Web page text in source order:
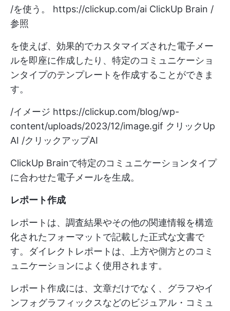
/を使う。 https://clickup.com/ai ClickUp Brain /
参照
を使えば、効果的でカスタマイズされた電子メー
ルを即座に作成したり、特定のコミュニケーショ
ンタイプのテンプレートを作成することができま
す。
/イメージ https://clickup.com/blog/wp-
content/uploads/2023/12/image.gif クリックUp
AI /クリックアップAI
ClickUp Brainで特定のコミュニケーションタイプ
に合わせた電子メールを生成。
レポート作成
レポートは、調査結果やその他の関連情報を構造
化されたフォーマットで記載した正式な文書で
す。ダイレクトレポートは、上方や側方とのコミ
ュニケーションによく使用されます。
レポート作成には、文章だけでなく、グラフやイ
ンフォグラフィックスなどのビジュアル・コミュ